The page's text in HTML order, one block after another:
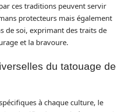
ces traditions peuvent servir
protecteurs mais également
de soi, exprimant des traits de
et la bravoure.
du tatouage de
à chaque culture, le